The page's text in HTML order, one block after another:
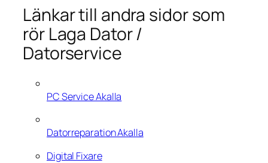
Länkar till andra sidor som
rör Laga Dator /
Datorservice
PC Service Akalla
Datorreparation Akalla
Digital Fixare